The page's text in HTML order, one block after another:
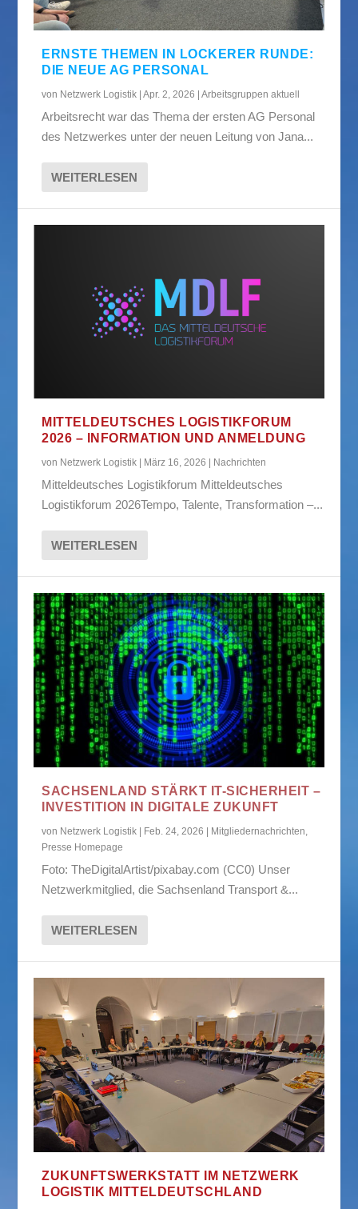
ERNSTE THEMEN IN LOCKERER RUNDE:
DIE NEUE AG PERSONAL
von Netzwerk Logistik |Apr. 2, 2026 |Arbeitsgruppen aktuell
Arbeitsrecht war das Thema der ersten AG Personal
des Netzwerkes unter der neuen Leitung von Jana...
WEITERLESEN
MITTELDEUTSCHES LOGISTIKFORUM
2026 – INFORMATION UND ANMELDUNG
von Netzwerk Logistik März 16, 2026 Nachrichten
Mitteldeutsches Logistikforum Mitteldeutsches
Logistikforum 2026Tempo, Talente, Transformation –...
WEITERLESEN
SACHSENLAND STÄRKT IT-SICHERHEIT –
INVESTITION IN DIGITALE ZUKUNFT
von Netzwerk Logistik Feb. 24, 2026 Mitgliedernachrichten,
Presse Homepage
Foto: TheDigitalArtist/pixabay.com (CC0) Unser
Netzwerkmitglied, die Sachsenland Transport &...
WEITERLESEN
ZUKUNFTSWERKSTATT IM NETZWERK
LOGISTIK MITTELDEUTSCHLAND